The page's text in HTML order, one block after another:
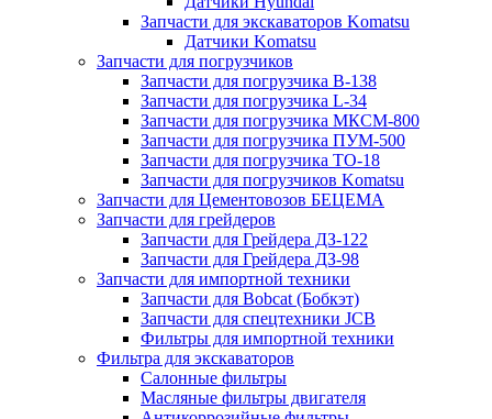
Запчасти для экскаваторов Komatsu
Датчики Komatsu
Запчасти для погрузчиков
Запчасти для погрузчика B-138
Запчасти для погрузчика L-34
Запчасти для погрузчика МКСМ-800
Запчасти для погрузчика ПУМ-500
Запчасти для погрузчика ТО-18
Запчасти для погрузчиков Komatsu
Запчасти для Цементовозов БЕЦЕМА
Запчасти для грейдеров
Запчасти для Грейдера ДЗ-122
Запчасти для Грейдера ДЗ-98
Запчасти для импортной техники
Запчасти для Bobcat (Бобкэт)
Запчасти для спецтехники JCB
Фильтры для импортной техники
Фильтра для экскаваторов
Салонные фильтры
Масляные фильтры двигателя